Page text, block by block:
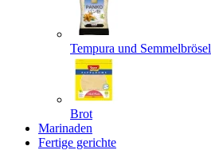
Tempura und Semmelbrösel
Brot
Marinaden
Fertige gerichte